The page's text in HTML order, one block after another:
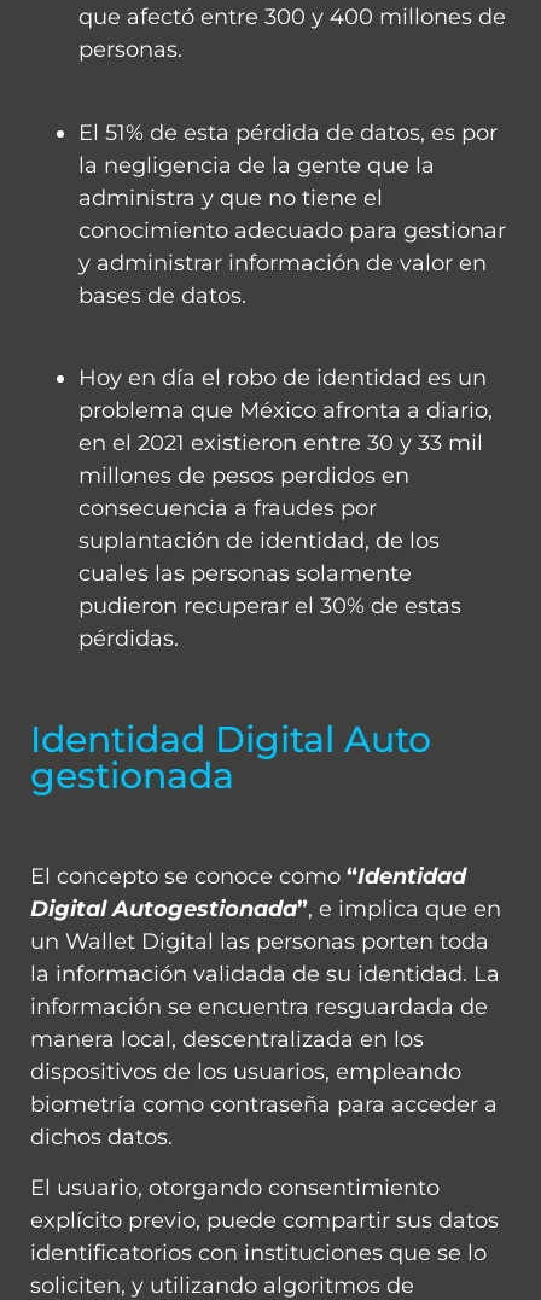
que afectó entre 300 y 400 millones de
personas.
El 51% de esta pérdida de datos, es por
la negligencia de la gente que la
administra y que no tiene el
conocimiento adecuado para gestionar
y administrar información de valor en
bases de datos.
Hoy en día el robo de identidad es un
problema que México afronta a diario,
en el 2021 existieron entre 30 y 33 mil
millones de pesos perdidos en
consecuencia a fraudes por
suplantación de identidad, de los
cuales las personas solamente
pudieron recuperar el 30% de estas
pérdidas.
Identidad Digital Auto
gestionada
El concepto se conoce como “Identidad
Digital Autogestionada”, e implica que en
un Wallet Digital las personas porten toda
la información validada de su identidad. La
información se encuentra resguardada de
manera local, descentralizada en los
dispositivos de los usuarios, empleando
biometría como contraseña para acceder a
dichos datos.
El usuario, otorgando consentimiento
explícito previo, puede compartir sus datos
identificatorios con instituciones que se lo
soliciten, y utilizando algoritmos de